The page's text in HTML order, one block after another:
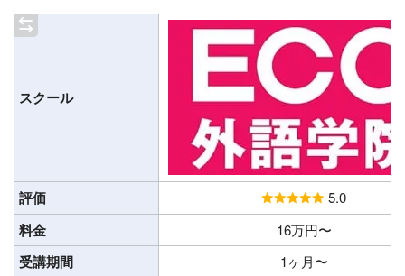
スクール
評価 5.0
料金 16万円〜
受講期間 1ヶ月〜